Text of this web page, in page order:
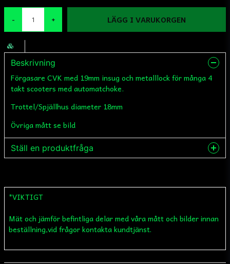
- + LÄGG I VARUKORGEN
Beskrivning
Förgasare CVK med 19mm insug och metalllock för många 4
takt scooters med automatchoke.
Trottel/Spjällhus diameter 18mm
Övriga mått se bild
Ställ en produktfråga
name
Namn
*VIKTIGT
Mät och jämför befintliga delar med våra mått och bilder innan
beställning,vid frågor kontakta kundtjänst.